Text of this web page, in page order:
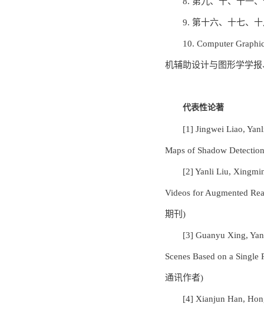
9. 第十六、十七、
10. Computer
机辅助设计与图形学学
代表性论著
[1] Jingwei Liao,
Maps of Shadow
[2] Yanli Liu,
Videos for Augmented
期刊)
[3] Guanyu Xing,
Scenes Based on a
通讯作者)
[4] Xianjun Han,